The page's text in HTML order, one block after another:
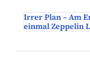
Irrer Plan – Am
einmal Zeppelin